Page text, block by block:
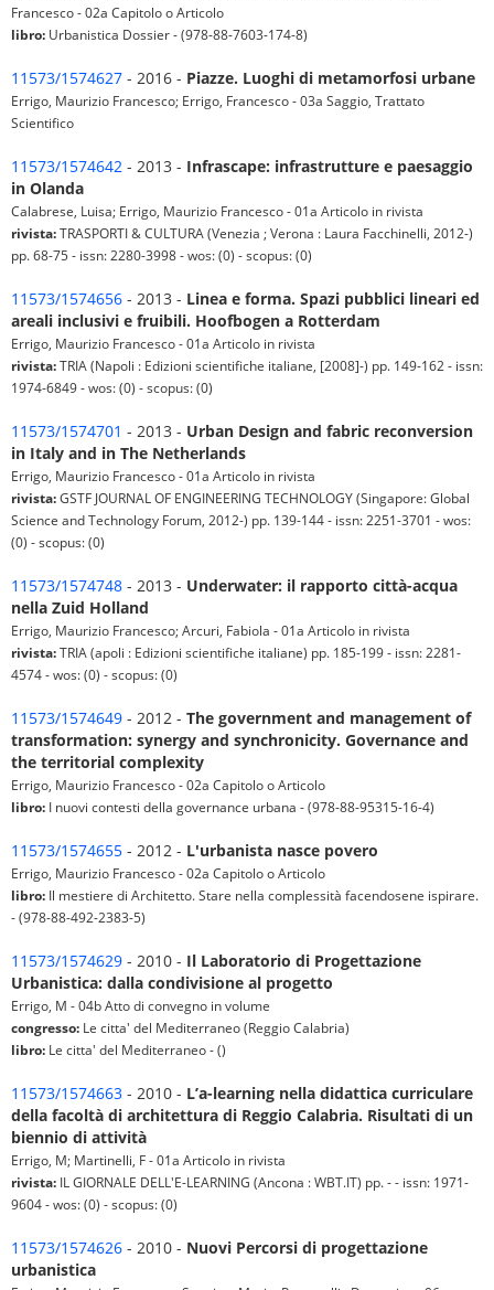
Francesco - 02a Capitolo o Articolo
libro: Urbanistica Dossier - (978-88-7603-174-8)
11573/1574627 - 2016 - Piazze. Luoghi di metamorfosi urbane
Errigo, Maurizio Francesco; Errigo, Francesco - 03a Saggio, Trattato
Scientifico
11573/1574642 - 2013 - Infrascape: infrastrutture e paesaggio
in Olanda
Calabrese, Luisa; Errigo, Maurizio Francesco - 01a Articolo in rivista
rivista:TRASPORTI & CULTURA (Venezia ; Verona : Laura Facchinelli, 2012-)
pp. 68-75 - issn: 2280-3998 - wos: (0) - scopus: (0)
11573/1574656 - 2013 - Linea e forma. Spazi pubblici lineari ed
areali inclusivi e fruibili. Hoofbogen a Rotterdam
Errigo, Maurizio Francesco - 01a Articolo in rivista
rivista:TRIA (Napoli : Edizioni scientifiche italiane, [2008]-) pp. 149-162 - issn:
1974-6849 - wos: (0) - scopus: (0)
11573/1574701 - 2013 - Urban Design and fabric reconversion
in Italy and in The Netherlands
Errigo, Maurizio Francesco - 01a Articolo in rivista
rivista:GSTF JOURNAL OF ENGINEERING TECHNOLOGY (Singapore: Global
Science and Technology Forum, 2012-) pp. 139-144 - issn: 2251-3701 - wos:
(0) - scopus: (0)
11573/1574748 - 2013 - Underwater: il rapporto città-acqua
nella Zuid Holland
Errigo, Maurizio Francesco; Arcuri, Fabiola - 01a Articolo in rivista
rivista:TRIA (apoli : Edizioni scientifiche italiane) pp. 185-199 - issn: 2281-
4574 - wos: (0) - scopus: (0)
11573/1574649 - 2012 - The government and management of
transformation: synergy and synchronicity. Governance and
the territorial complexity
Errigo, Maurizio Francesco - 02a Capitolo o Articolo
libro: I nuovi contesti della governance urbana - (978-88-95315-16-4)
11573/1574655 - 2012 - L'urbanista nasce povero
Errigo, Maurizio Francesco - 02a Capitolo o Articolo
libro: Il mestiere di Architetto. Stare nella complessità facendosene ispirare.
- (978-88-492-2383-5)
11573/1574629 - 2010 - Il Laboratorio di Progettazione
Urbanistica: dalla condivisione al progetto
Errigo, M - 04b Atto di convegno in volume
congresso: Le citta' del Mediterraneo (Reggio Calabria)
libro: Le citta' del Mediterraneo - ()
11573/1574663 - 2010 - L’a-learning nella didattica curriculare
della facoltà di architettura di Reggio Calabria. Risultati di un
biennio di attività
Errigo, M; Martinelli, F - 01a Articolo in rivista
rivista: IL GIORNALE DELL'E-LEARNING (Ancona : WBT.IT) pp. - - issn: 1971-
9604 - wos: (0) - scopus: (0)
11573/1574626 - 2010 - Nuovi Percorsi di progettazione
urbanistica